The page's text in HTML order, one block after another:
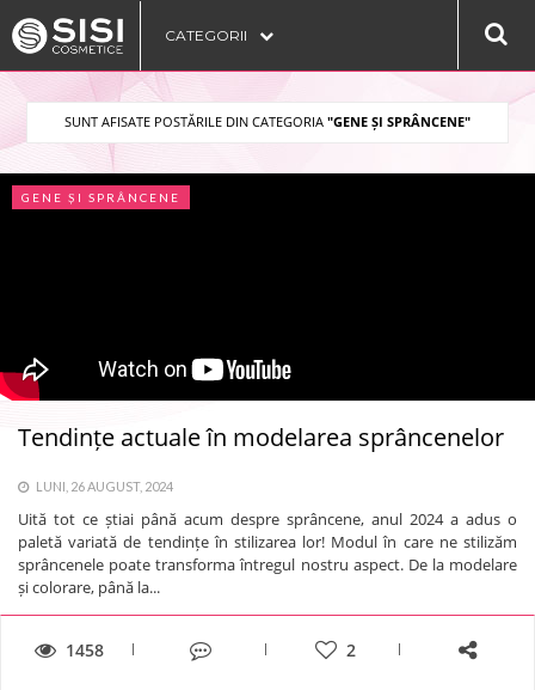
CATEGORII
SUNT AFISATE POSTĂRILE DIN CATEGORIA "GENE ȘI SPRÂNCENE"
GENE ȘI SPRÂNCENE
Tendințe actuale în modelarea sprâncenelor
LUNI, 26 AUGUST, 2024
Uită tot ce știai până acum despre sprâncene, anul 2024 a adus o
paletă variată de tendințe în stilizarea lor! Modul în care ne stilizăm
sprâncenele poate transforma întregul nostru aspect. De la modelare
și colorare, până la...
1458 2